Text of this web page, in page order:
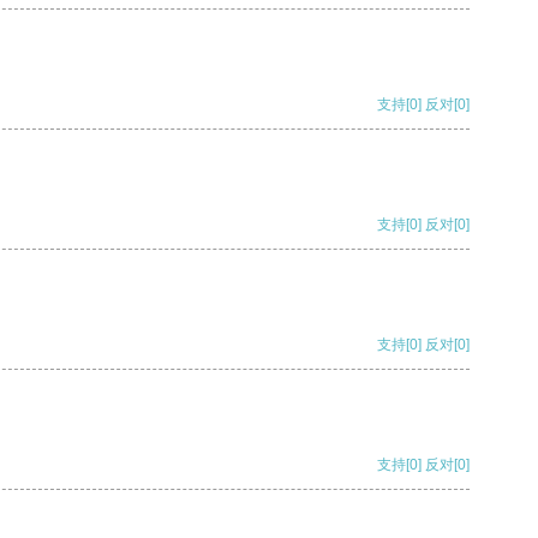
支持[0] 反对[0]
支持[0] 反对[0]
支持[0] 反对[0]
支持[0] 反对[0]